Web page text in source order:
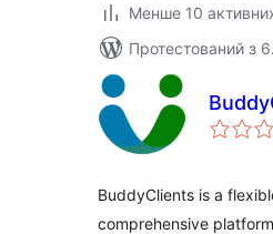
Менше 10
Протестований з
BuddyClients is a
comprehensive